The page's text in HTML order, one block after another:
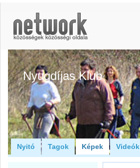
Nyugdíjas Klub
Nyitó Tagok Képek Videók